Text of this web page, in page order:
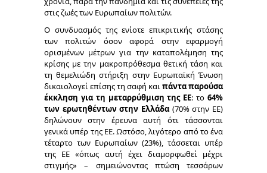
στις ζωές των Ευρωπαίων πολιτών.
Ο συνδυασμός της ενίοτε επικριτικής στάσης
των πολιτών όσον αφορά στην εφαρμογή
ορισμένων μέτρων για την καταπολέμηση της
κρίσης με την μακροπρόθεσμα θετική τάση και
τη θεμελιώδη στήριξη στην Ευρωπαϊκή Ένωση
δικαιολογεί επίσης τη σαφή καιπάντα παρούσα
έκκληση για τη μεταρρύθμιση της ΕΕ: το64%
των ερωτηθέντων στην Ελλάδα(70% στην ΕΕ)
δηλώνουν στην έρευνα αυτή ότι τάσσονται
γενικά υπέρ της ΕΕ. Ωστόσο, λιγότερο από το ένα
τέταρτο των Ευρωπαίων (23%), τάσσεται υπέρ
της ΕΕ «όπως αυτή έχει διαμορφωθεί μέχρι
στιγμής» – σημειώνοντας πτώση τεσσάρων